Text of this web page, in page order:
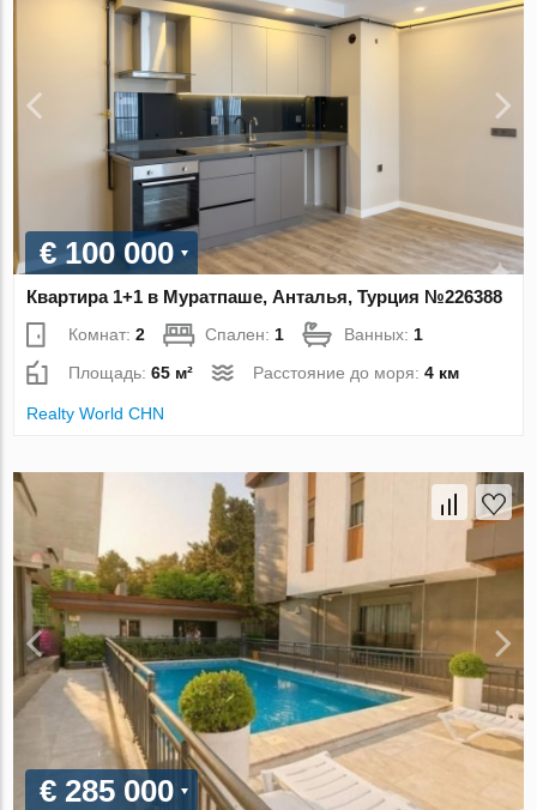
€ 100 000
Квартира 1+1 в Муратпаше, Анталья, Турция №226388
Комнат:2 Спален:1 Ванных:1
Площадь:65 м² Расстояние до моря:4 км
Realty World CHN
€ 285 000